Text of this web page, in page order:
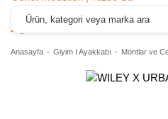
Anasayfa Giyim I Ayakkabı Montlar ve